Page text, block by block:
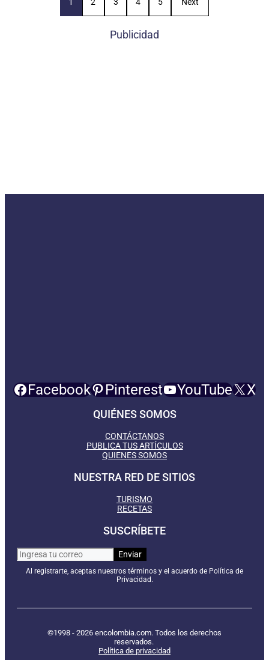
Publicidad
Facebook Pinterest YouTube X
QUIÉNES SOMOS
CONTÁCTANOS
PUBLICA TUS ARTÍCULOS
QUIENES SOMOS
NUESTRA RED DE SITIOS
TURISMO
RECETAS
SUSCRÍBETE
Al registrarte, aceptas nuestros términos y el acuerdo de Política de
Privacidad.
©1998 - 2026 encolombia.com. Todos los derechos
reservados.
Política de privacidad